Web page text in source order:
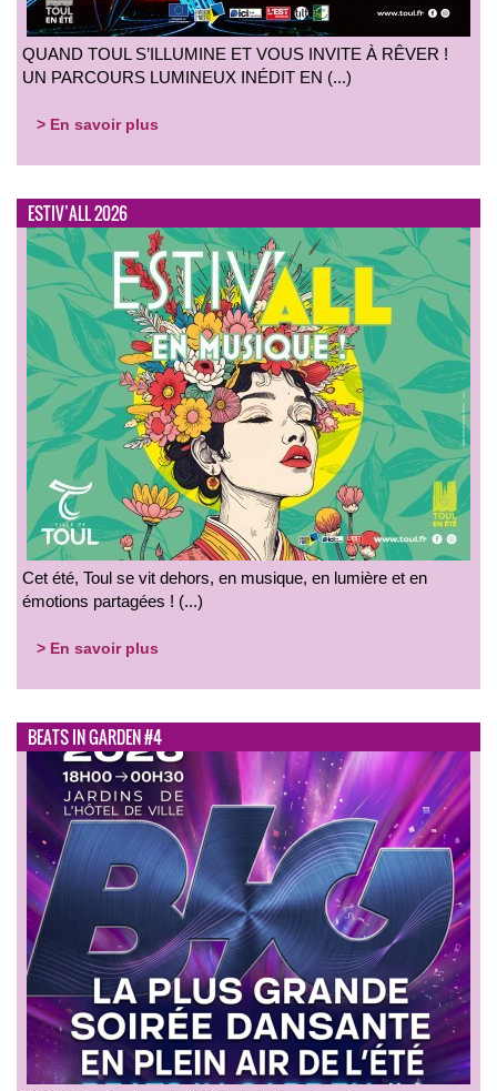
QUAND TOUL S’ILLUMINE ET VOUS INVITE À RÊVER !
UN PARCOURS LUMINEUX INÉDIT EN (...)
> En savoir plus
ESTIV’ALL 2026
Cet été, Toul se vit dehors, en musique, en lumière et en
émotions partagées ! (...)
> En savoir plus
BEATS IN GARDEN #4